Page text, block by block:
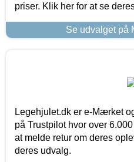
priser. Klik her for at se
Se udvalget på
Legehjulet.dk er e-Mærket
på Trustpilot hvor over
at melde retur om deres
deres udvalg.